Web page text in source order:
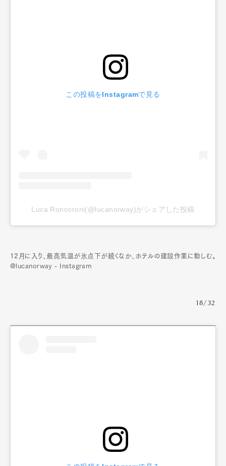
この投稿をInstagramで見る
Luca Roncoroni(@lucanorway)がシェアした投稿
12月に入り、最高気温が氷点下が続くなか、ホテルの建設作業に勤しむ。
@lucanorway - Instagram
18/32